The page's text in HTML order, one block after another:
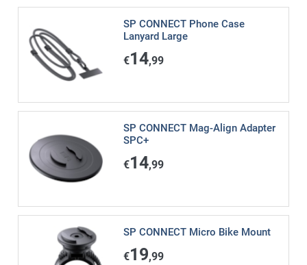
SP CONNECT Phone Case
Lanyard Large
€14,99
SP CONNECT Mag-Align Adapter
SPC+
€14,99
SP CONNECT Micro Bike Mount
€19,99